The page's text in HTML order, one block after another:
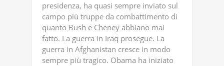
presidenza, ha quasi sempre inviato sul
campo più truppe da combattimento di
quanto Bush e Cheney abbiano mai
fatto. La guerra in Iraq prosegue. La
guerra in Afghanistan cresce in modo
sempre più tragico. Obama ha iniziato